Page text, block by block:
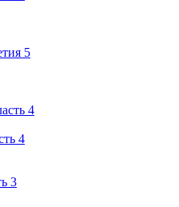
5
4
4
3